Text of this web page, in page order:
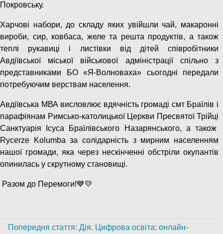
Покровську.
Харчові набори, до складу яких увійшли чай, макаронні
вироби, сир, ковбаса, желе та решта продуктів, а також
теплі рукавиці і листівки від дітей співробітники
Авдіївської міської військової адміністрації спільно з
представниками БО «Я-Волноваха» сьогодні передали
потребуючим верствам населення.
Авдіївська МВА висловлює вдячність громаді смт Браїлів і
парафіянам Римсько-католицької Церкви Пресвятої Трійці
Санктуарія Ісуса Браїлівського Назарянського, а також
Rycerze Kolumba за солідарність з мирним населенням
нашої громади, яка через нескінченні обстріли окупантів
опинилась у скрутному становищі.
Разом до Перемоги!💙💛
Попередня стаття: Дія. Цифрова освіта: онлайн-